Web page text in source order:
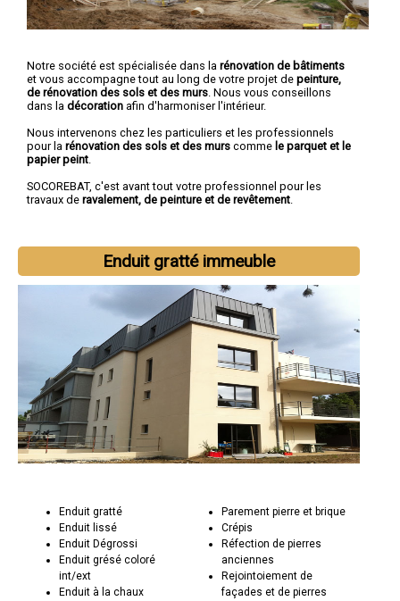
Notre société est spécialisée dans la rénovation de bâtiments
et vous accompagne tout au long de votre projet de peinture,
de rénovation des sols et des murs . Nous vous conseillons
dans la décoration afin d'harmoniser l'intérieur.
Nous intervenons chez les particuliers et les professionnels
pour la rénovation des sols et des murs comme le parquet et le
papier peint
SOCOREBAT, c'est avant tout votre professionnel pour les
travaux de ravalement, de peinture et de revêtement
Enduit gratté immeuble
Enduit gratté
Enduit lissé
Enduit Dégrossi
Enduit grésé coloré
int/ext
Enduit à la chaux
Parement pierre et brique
Crépis
Réfection de pierres
anciennes
Rejointoiement de
façades et de pierres